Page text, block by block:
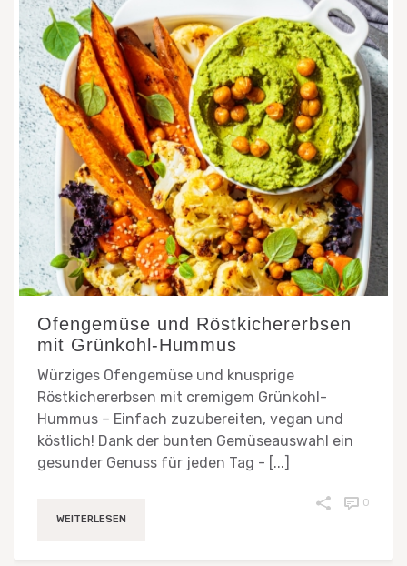
Ofengemüse und Röstkichererbsen
mit Grünkohl-Hummus
Würziges Ofengemüse und knusprige
Röstkichererbsen mit cremigem Grünkohl-
Hummus – Einfach zuzubereiten, vegan und
köstlich! Dank der bunten Gemüseauswahl ein
gesunder Genuss für jeden Tag - [...]
WEITERLESEN
0